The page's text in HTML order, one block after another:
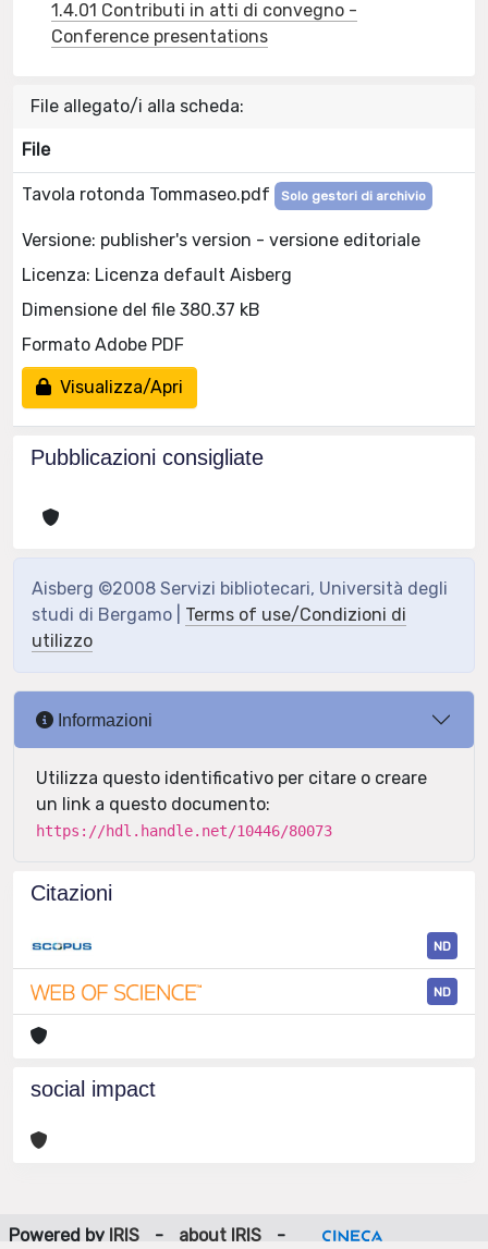
1.4.01 Contributi in atti di convegno -
Conference presentations
File allegato/i alla scheda:
File
Tavola rotonda Tommaseo.pdf Solo gestori di archivio
Versione: publisher's version - versione editoriale
Licenza: Licenza default Aisberg
Dimensione del file 380.37 kB
Formato Adobe PDF
Visualizza/Apri
Pubblicazioni consigliate
Aisberg ©2008 Servizi bibliotecari, Università degli
studi di Bergamo | Terms of use/Condizioni di
utilizzo
Informazioni
Utilizza questo identificativo per citare o creare
un link a questo documento:
https://hdl.handle.net/10446/80073
Citazioni
ND
ND
social impact
Powered by IRIS - about IRIS -